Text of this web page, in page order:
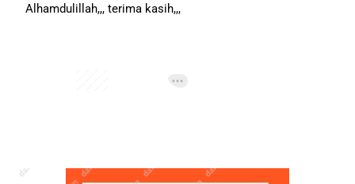
Alhamdulillah,,, terima kasih,,,